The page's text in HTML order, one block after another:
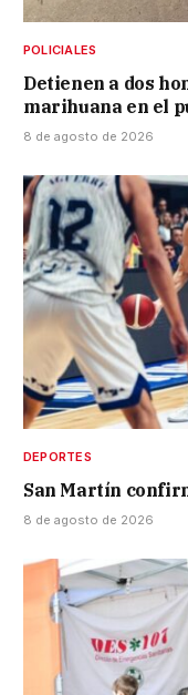
POLICIALES
Detienen a dos
marihuana en el
8 de agosto de 2026
DEPORTES
San Martín
8 de agosto de 2026